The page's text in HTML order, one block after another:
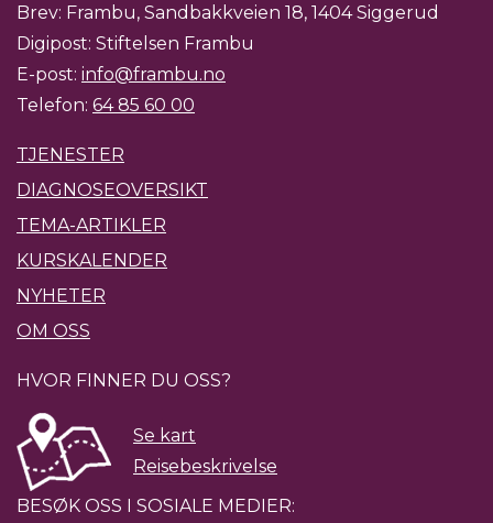
Brev: Frambu, Sandbakkveien 18, 1404 Siggerud
Digipost: Stiftelsen Frambu
E-post: info@frambu.no
Telefon: 64 85 60 00
TJENESTER
DIAGNOSEOVERSIKT
TEMA-ARTIKLER
KURSKALENDER
NYHETER
OM OSS
HVOR FINNER DU OSS?
Se kart
Reisebeskrivelse
BESØK OSS I SOSIALE MEDIER: